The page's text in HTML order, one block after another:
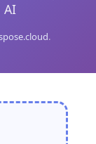
AI
.